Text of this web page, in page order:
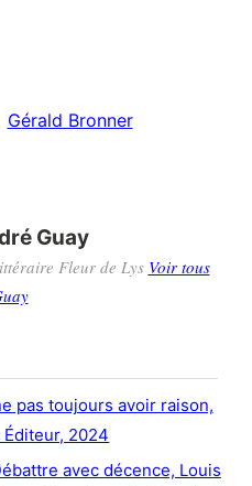
Gérald Bronner
Guay
Fleur de Lys Voir tous
pas toujours avoir raison,
2024
avec décence, Louis